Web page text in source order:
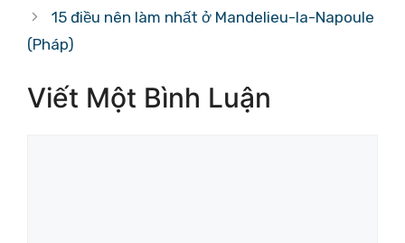
15 điều nên làm nhất ở Mandelieu-la-Napoule
(Pháp)
Viết Một Bình Luận